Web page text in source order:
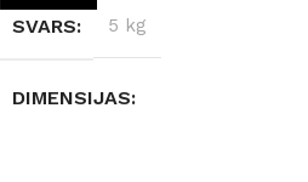
SVARS 5 kg
DIMENSIJAS